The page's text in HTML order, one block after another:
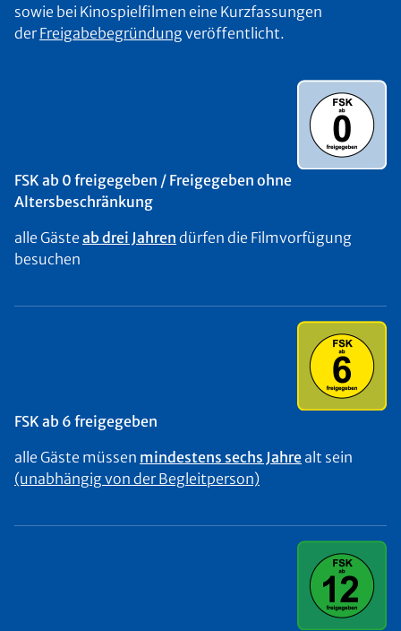
sowie bei Kinospielfilmen eine Kurzfassungen
derFreigabebegründungveröffentlicht.
FSK ab 0 freigegeben / Freigegeben ohne
Altersbeschränkung
alle Gäste ab drei Jahren dürfen die Filmvorfügung
besuchen
FSK ab 6 freigegeben
alle Gäste müssen mindestens sechs Jahrealt sein
(unabhängig von der Begleitperson)